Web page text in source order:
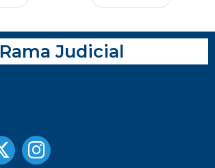
Rama Judicial